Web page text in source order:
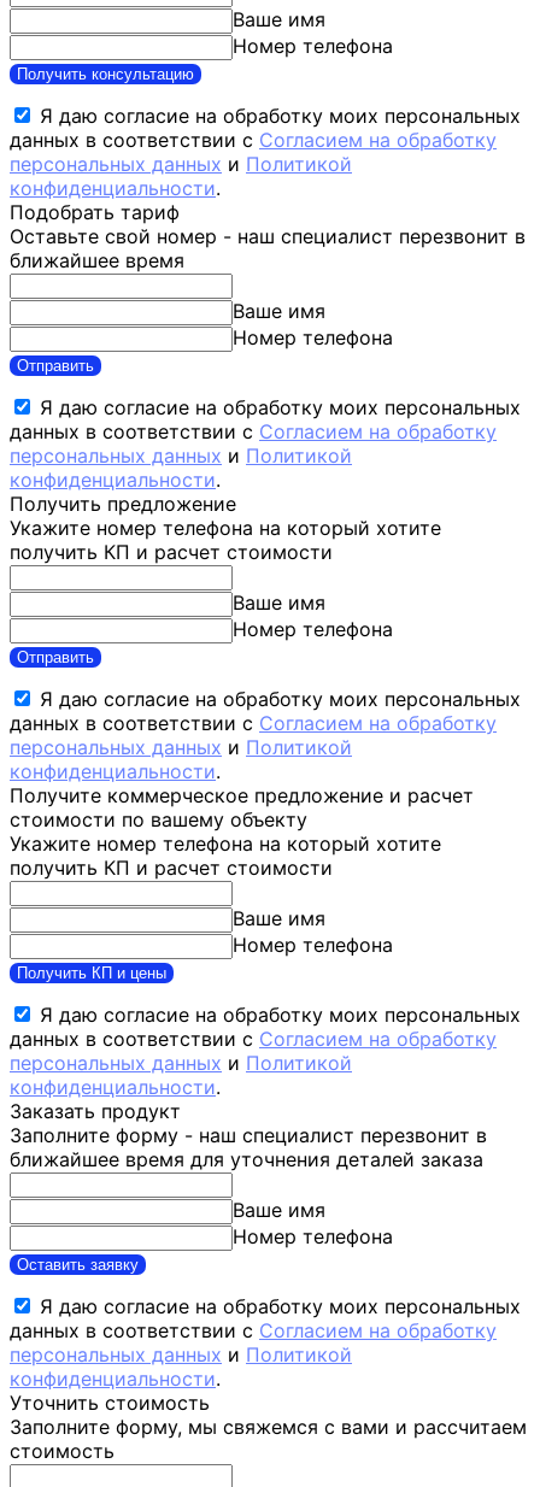
Ваше имя
Номер телефона
Получить консультацию
Я даю согласие на обработку моих персональных
данных в соответствии с Согласием на обработку
персональных данных и Политикой
конфиденциальности.
Подобрать тариф
Оставьте свой номер - наш специалист перезвонит в
ближайшее время
Ваше имя
Номер телефона
Отправить
Я даю согласие на обработку моих персональных
данных в соответствии с Согласием на обработку
персональных данных и Политикой
конфиденциальности.
Получить предложение
Укажите номер телефона на который хотите
получить КП и расчет стоимости
Ваше имя
Номер телефона
Отправить
Я даю согласие на обработку моих персональных
данных в соответствии с Согласием на обработку
персональных данных и Политикой
конфиденциальности.
Получите коммерческое предложение и расчет
стоимости по вашему объекту
Укажите номер телефона на который хотите
получить КП и расчет стоимости
Ваше имя
Номер телефона
Получить КП и цены
Я даю согласие на обработку моих персональных
данных в соответствии с Согласием на обработку
персональных данных и Политикой
конфиденциальности.
Заказать продукт
Заполните форму - наш специалист перезвонит в
ближайшее время для уточнения деталей заказа
Ваше имя
Номер телефона
Оставить заявку
Я даю согласие на обработку моих персональных
данных в соответствии с Согласием на обработку
персональных данных и Политикой
конфиденциальности.
Уточнить стоимость
Заполните форму, мы свяжемся с вами и рассчитаем
стоимость